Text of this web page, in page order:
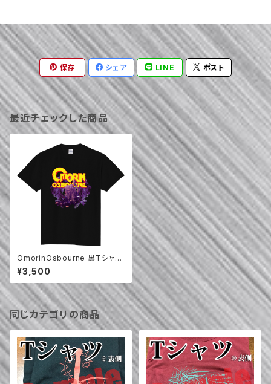
保存 シェア LINE ポスト
最近チェックした商品
OmorinOsbourne 黒Tシャツ
B
¥3,500
同じカテゴリの商品